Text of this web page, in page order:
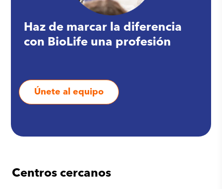
Haz de marcar la diferencia
con BioLife una profesión
Únete al equipo
Centros cercanos